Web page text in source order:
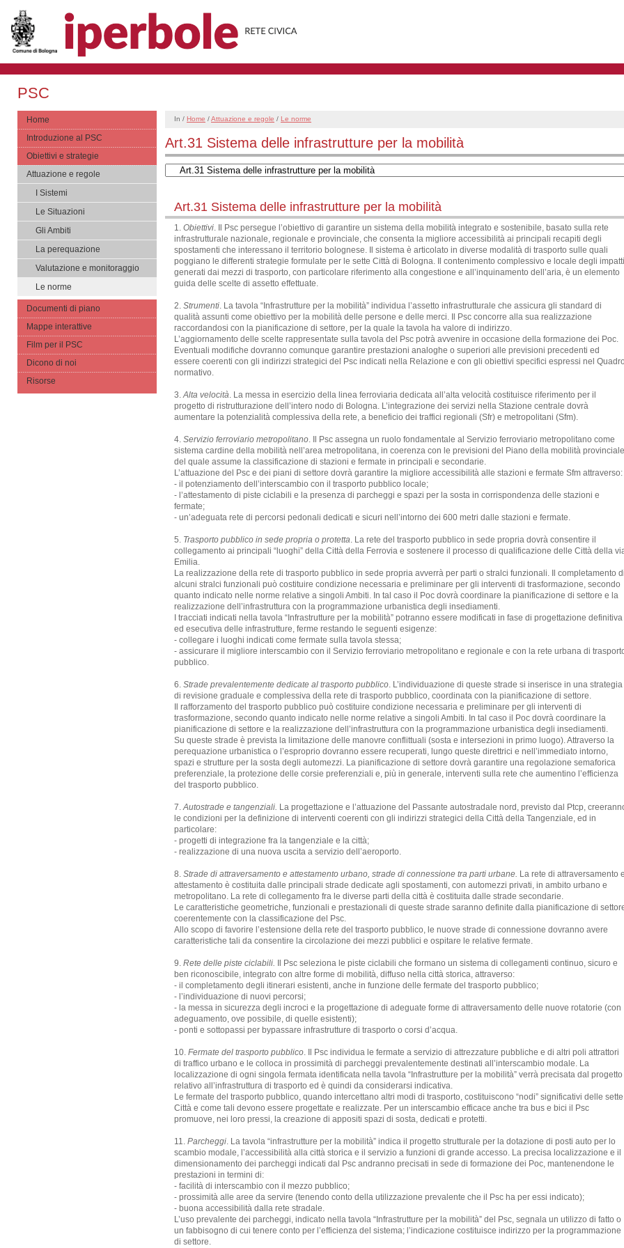
PSC
Home
Introduzione al PSC
Obiettivi e strategie
Attuazione e regole
I Sistemi
Le Situazioni
Gli Ambiti
La perequazione
Valutazione e monitoraggio
Le norme
Documenti di piano
Mappe interattive
Film per il PSC
Dicono di noi
Risorse
In / Home /Attuazione e regole / Le norme
Art.31 Sistema delle infrastrutture per la mobilità
Art.31 Sistema delle infrastrutture per la mobilità
1. Obiettivi. Il Psc persegue l’obiettivo di garantire un sistema della mobilità integrato e sostenibile, basato sulla rete
infrastrutturale nazionale, regionale e provinciale, che consenta la migliore accessibilità ai principali recapiti degli
spostamenti che interessano il territorio bolognese. Il sistema è articolato in diverse modalità di trasporto sulle quali
poggiano le differenti strategie formulate per le sette Città di Bologna. Il contenimento complessivo e locale degli impatti
generati dai mezzi di trasporto, con particolare riferimento alla congestione e all’inquinamento dell’aria, è un elemento
guida delle scelte di assetto effettuate.
2. Strumenti. La tavola “Infrastrutture per la mobilità” individua l’assetto infrastrutturale che assicura gli standard di
qualità assunti come obiettivo per la mobilità delle persone e delle merci. Il Psc concorre alla sua realizzazione
raccordandosi con la pianificazione di settore, per la quale la tavola ha valore di indirizzo.
L’aggiornamento delle scelte rappresentate sulla tavola del Psc potrà avvenire in occasione della formazione dei Poc.
Eventuali modifiche dovranno comunque garantire prestazioni analoghe o superiori alle previsioni precedenti ed
essere coerenti con gli indirizzi strategici del Psc indicati nella Relazione e con gli obiettivi specifici espressi nel Quadro
normativo.
3.Alta velocità. La messa in esercizio della linea ferroviaria dedicata all’alta velocità costituisce riferimento per il
progetto di ristrutturazione dell’intero nodo di Bologna. L’integrazione dei servizi nella Stazione centrale dovrà
aumentare la potenzialità complessiva della rete, a beneficio dei traffici regionali (Sfr) e metropolitani (Sfm).
4. Servizio ferroviario metropolitano. Il Psc assegna un ruolo fondamentale al Servizio ferroviario metropolitano come
sistema cardine della mobilità nell’area metropolitana, in coerenza con le previsioni del Piano della mobilità
del quale assume la classificazione di stazioni e fermate in principali e secondarie.
L’attuazione del Psc e dei piani di settore dovrà garantire la migliore accessibilità alle stazioni e fermate Sfm attraverso:
- il potenziamento dell’interscambio con il trasporto pubblico locale;
- l’attestamento di piste ciclabili e la presenza di parcheggi e spazi per la sosta in corrispondenza delle stazioni e
fermate;
- un’adeguata rete di percorsi pedonali dedicati e sicuri nell’intorno dei 600 metri dalle stazioni e fermate.
5. Trasporto pubblico in sede propria o protetta. La rete del trasporto pubblico in sede propria dovrà consentire il
collegamento ai principali “luoghi” della Città della Ferrovia e sostenere il processo di qualificazione delle Città della
Emilia.
La realizzazione della rete di trasporto pubblico in sede propria avverrà per parti o stralci funzionali. Il completamento di
alcuni stralci funzionali può costituire condizione necessaria e preliminare per gli interventi di trasformazione, secondo
quanto indicato nelle norme relative a singoli Ambiti. In tal caso il Poc dovrà coordinare la pianificazione di settore e la
realizzazione dell’infrastruttura con la programmazione urbanistica degli insediamenti.
I tracciati indicati nella tavola “Infrastrutture per la mobilità” potranno essere modificati in fase di progettazione definitiva
ed esecutiva delle infrastrutture, ferme restando le seguenti esigenze:
- collegare i luoghi indicati come fermate sulla tavola stessa;
- assicurare il migliore interscambio con il Servizio ferroviario metropolitano e regionale e con la rete urbana di
pubblico.
6. Strade prevalentemente dedicate al trasporto pubblico. L’individuazione di queste strade si inserisce in una strategia
di revisione graduale e complessiva della rete di trasporto pubblico, coordinata con la pianificazione di settore.
Il rafforzamento del trasporto pubblico può costituire condizione necessaria e preliminare per gli interventi di
trasformazione, secondo quanto indicato nelle norme relative a singoli Ambiti. In tal caso il Poc dovrà coordinare la
pianificazione di settore e la realizzazione dell’infrastruttura con la programmazione urbanistica degli insediamenti.
Su queste strade è prevista la limitazione delle manovre conflittuali (sosta e intersezioni in primo luogo). Attraverso la
perequazione urbanistica o l’esproprio dovranno essere recuperati, lungo queste direttrici e nell’immediato intorno,
spazi e strutture per la sosta degli automezzi. La pianificazione di settore dovrà garantire una regolazione semaforica
preferenziale, la protezione delle corsie preferenziali e, più in generale, interventi sulla rete che aumentino l’efficienza
del trasporto pubblico.
7.Autostrade e tangenziali. La progettazione e l’attuazione del Passante autostradale nord, previsto dal Ptcp,
le condizioni per la definizione di interventi coerenti con gli indirizzi strategici della Città della Tangenziale, ed in
particolare:
- progetti di integrazione fra la tangenziale e la città;
- realizzazione di una nuova uscita a servizio dell’aeroporto.
8. Strade di attraversamento e attestamento urbano, strade di connessione tra parti urbane. La rete di attraversamento e
attestamento è costituita dalle principali strade dedicate agli spostamenti, con automezzi privati, in ambito urbano e
metropolitano. La rete di collegamento fra le diverse parti della città è costituita dalle strade secondarie.
Le caratteristiche geometriche, funzionali e prestazionali di queste strade saranno definite dalla pianificazione di
coerentemente con la classificazione del Psc.
Allo scopo di favorire l’estensione della rete del trasporto pubblico, le nuove strade di connessione dovranno avere
caratteristiche tali da consentire la circolazione dei mezzi pubblici e ospitare le relative fermate.
9. Rete delle piste ciclabili. Il Psc seleziona le piste ciclabili che formano un sistema di collegamenti continuo, sicuro e
ben riconoscibile, integrato con altre forme di mobilità, diffuso nella città storica, attraverso:
- il completamento degli itinerari esistenti, anche in funzione delle fermate del trasporto pubblico;
- l’individuazione di nuovi percorsi;
- la messa in sicurezza degli incroci e la progettazione di adeguate forme di attraversamento delle nuove rotatorie (con
adeguamento, ove possibile, di quelle esistenti);
- ponti e sottopassi per bypassare infrastrutture di trasporto o corsi d’acqua.
10. Fermate del trasporto pubblico. Il Psc individua le fermate a servizio di attrezzature pubbliche e di altri poli attrattori
di traffico urbano e le colloca in prossimità di parcheggi prevalentemente destinati all’interscambio modale. La
localizzazione di ogni singola fermata identificata nella tavola “Infrastrutture per la mobilità” verrà precisata dal progetto
relativo all’infrastruttura di trasporto ed è quindi da considerarsi indicativa.
Le fermate del trasporto pubblico, quando intercettano altri modi di trasporto, costituiscono “nodi” significativi delle sette
Città e come tali devono essere progettate e realizzate. Per un interscambio efficace anche tra bus e bici il Psc
promuove, nei loro pressi, la creazione di appositi spazi di sosta, dedicati e protetti.
11. Parcheggi. La tavola “infrastrutture per la mobilità” indica il progetto strutturale per la dotazione di posti auto per lo
scambio modale, l’accessibilità alla città storica e il servizio a funzioni di grande accesso. La precisa localizzazione e il
dimensionamento dei parcheggi indicati dal Psc andranno precisati in sede di formazione dei Poc, mantenendone le
prestazioni in termini di:
- facilità di interscambio con il mezzo pubblico;
- prossimità alle aree da servire (tenendo conto della utilizzazione prevalente che il Psc ha per essi indicato);
- buona accessibilità dalla rete stradale.
L’uso prevalente dei parcheggi, indicato nella tavola “Infrastrutture per la mobilità” del Psc, segnala un utilizzo di fatto o
un fabbisogno di cui tenere conto per l’efficienza del sistema; l’indicazione costituisce indirizzo per la programmazione
di settore.